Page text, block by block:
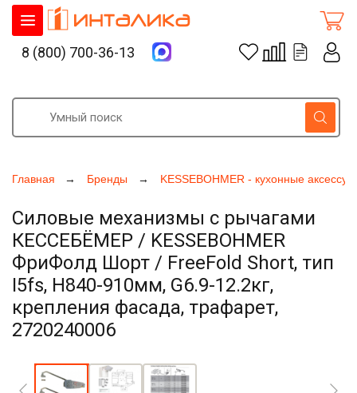
Главная Бренды KESSEBOHMER - кухонные
Силовые механизмы с рычагами
КЕССЕБЁМЕР / KESSEBOHMER
ФриФолд Шорт / FreeFold Short, тип
I5fs, H840-910мм, G6.9-12.2кг,
крепления фасада, трафарет,
2720240006
8 (800) 700-36-13